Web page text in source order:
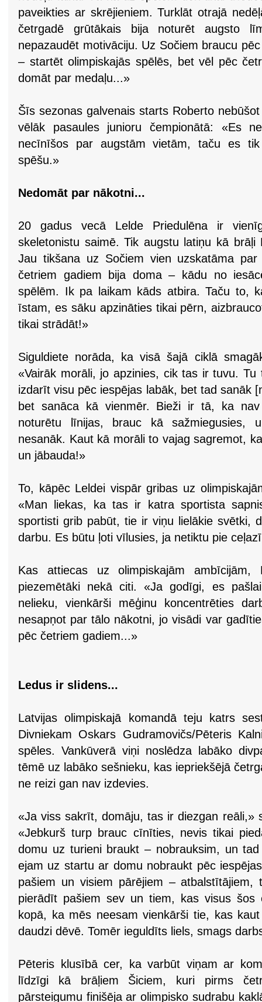
paveikties ar skrējieniem. Turklāt otrajā
četrgadē grūtākais bija noturēt augsto
nepazaudēt motivāciju. Uz Sočiem braucu
– startēt olimpiskajās spēlēs, bet vēl pēc
domāt par medaļu...»
Šīs sezonas galvenais starts Roberto
vēlāk pasaules junioru čempionātā: «Es
necīnīšos par augstām vietām, taču es
spēšu.»
Nedomāt par nākotni...
20 gadus vecā Lelde Priedulēna ir
skeletonistu saimē. Tik augstu latiņu kā
Jau tikšana uz Sočiem vien uzskatāma
četriem gadiem bija doma – kādu no
spēlēm. Ik pa laikam kāds atbira. Taču to,
īstam, es sāku apzināties tikai pērn,
tikai strādāt!»
Siguldiete norāda, ka visā šajā ciklā
«Vairāk morāli, jo apzinies, cik tas ir tuvu.
izdarīt visu pēc iespējas labāk, bet tad sanāk
bet sanāca kā vienmēr. Bieži ir tā, ka
noturētu līnijas, brauc kā sažmiegusies,
nesanāk. Kaut kā morāli to vajag sagremot,
un jābauda!»
To, kāpēc Leldei vispār gribas uz
«Man liekas, ka tas ir katra sportista
sportisti grib pabūt, tie ir viņu lielākie svētki,
darbu. Es būtu ļoti vīlusies, ja netiktu pie
Kas attiecas uz olimpiskajām
piezemētāki nekā citi. «Ja godīgi, es
nelieku, vienkārši mēģinu koncentrēties
nesapņot par tālo nākotni, jo visādi var
pēc četriem gadiem...»
Ledus ir slidens...
Latvijas olimpiskajā komandā teju katrs
Divniekam Oskars Gudramovičs/Pēteris
spēles. Vankūverā viņi noslēdza labāko
tēmē uz labāko sešnieku, kas iepriekšējā
ne reizi gan nav izdevies.
«Ja viss sakrīt, domāju, tas ir diezgan reāli,»
«Jebkurš turp brauc cīnīties, nevis tikai
domu uz turieni braukt – nobrauksim, un
ejam uz startu ar domu nobraukt pēc
pašiem un visiem pārējiem – atbalstītājiem,
pierādīt pašiem sev un tiem, kas visus šos
kopā, ka mēs neesam vienkārši tie, kas
daudzi dēvē. Tomēr ieguldīts liels, smags
Pēteris klusībā cer, ka varbūt viņam ar
līdzīgi kā brāļiem Šiciem, kuri pirms
pārsteigumu finišēja ar olimpisko sudrabu